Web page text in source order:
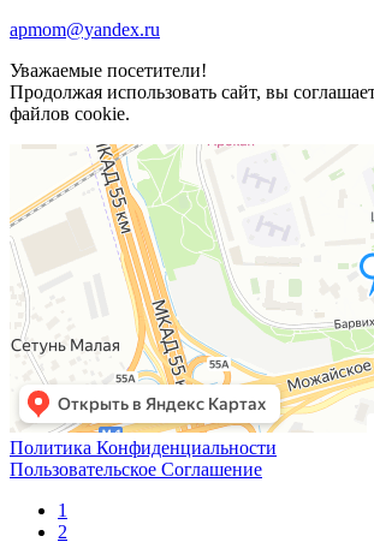
apmom@yandex.ru
Уважаемые посетители!
Продолжая использовать сайт, вы
файлов cookie.
Политика Конфиденциальности
Пользовательское Соглашение
1
2